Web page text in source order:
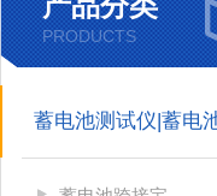
PRODUCTS